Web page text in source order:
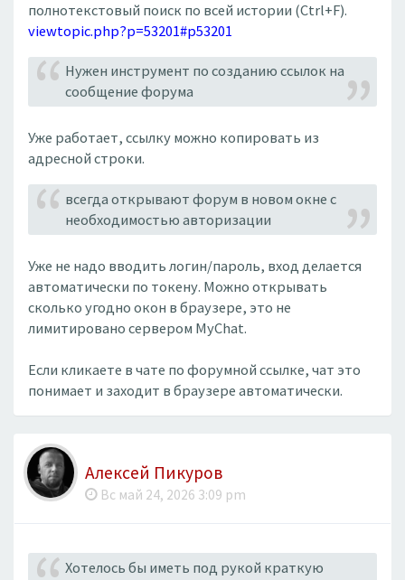
полнотекстовый поиск по всей истории (Ctrl+F).
viewtopic.php?p=53201#p53201
Нужен инструмент по созданию ссылок на
сообщение форума
Уже работает, ссылку можно копировать из
адресной строки.
всегда открывают форум в новом окне с
необходимостью авторизации
Уже не надо вводить логин/пароль, вход делается
автоматически по токену. Можно открывать
сколько угодно окон в браузере, это не
лимитировано сервером MyChat.
Если кликаете в чате по форумной ссылке, чат это
понимает и заходит в браузере автоматически.
Алексей Пикуров
Вс май 24, 2026 3:09 pm
Хотелось бы иметь под рукой краткую